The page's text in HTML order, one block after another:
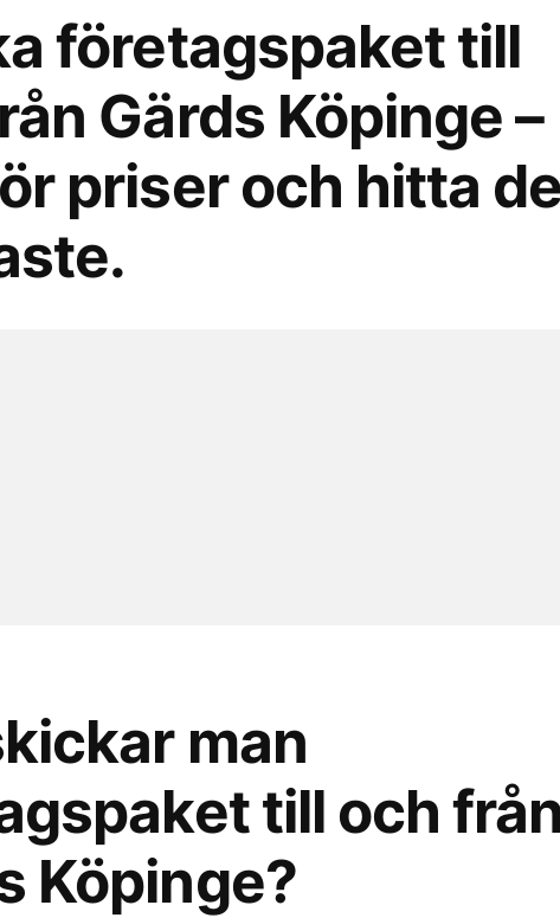
företagspaket till
Gärds Köpinge –
priser och hitta de
man
till och från
Köpinge?